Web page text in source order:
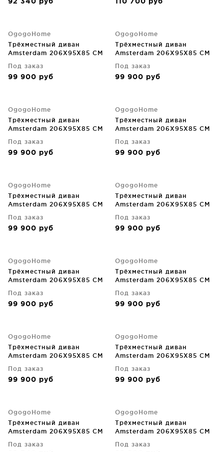
92 340 руб 110 700 руб
OgogoHome
Трёхместный диван
Amsterdam 206X95X85 CM
Под заказ
99 900 руб
OgogoHome
Трёхместный диван
Amsterdam 206X95X85 CM
Под заказ
99 900 руб
OgogoHome
Трёхместный диван
Amsterdam 206X95X85 CM
Под заказ
99 900 руб
OgogoHome
Трёхместный диван
Amsterdam 206X95X85 CM
Под заказ
99 900 руб
OgogoHome
Трёхместный диван
Amsterdam 206X95X85 CM
Под заказ
99 900 руб
OgogoHome
Трёхместный диван
Amsterdam 206X95X85 CM
Под заказ
99 900 руб
OgogoHome
Трёхместный диван
Amsterdam 206X95X85 CM
Под заказ
99 900 руб
OgogoHome
Трёхместный диван
Amsterdam 206X95X85 CM
Под заказ
99 900 руб
OgogoHome
Трёхместный диван
Amsterdam 206X95X85 CM
Под заказ
99 900 руб
OgogoHome
Трёхместный диван
Amsterdam 206X95X85 CM
Под заказ
99 900 руб
OgogoHome
Трёхместный диван
Amsterdam 206X95X85 CM
Под заказ
OgogoHome
Трёхместный диван
Amsterdam 206X95X85 CM
Под заказ